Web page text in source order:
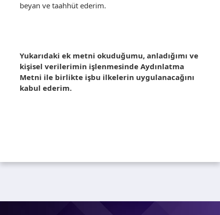
beyan ve taahhüt ederim.
Yukarıdaki ek metni okuduğumu, anladığımı ve
kişisel verilerimin işlenmesinde Aydınlatma
Metni ile birlikte işbu ilkelerin uygulanacağını
kabul ederim.